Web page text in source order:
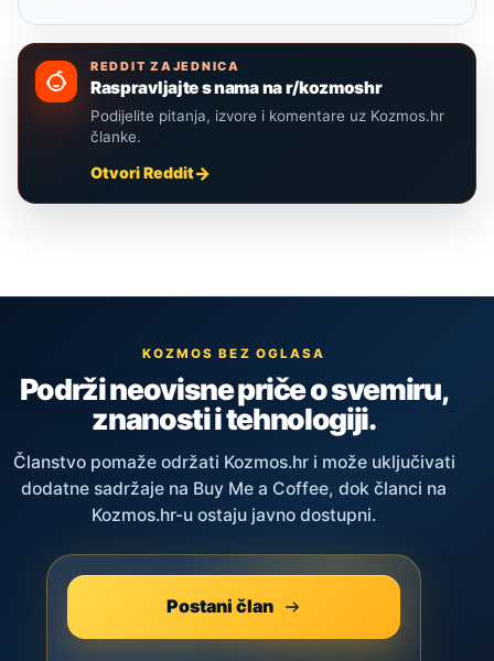
REDDIT ZAJEDNICA
Raspravljajte s nama na r/kozmoshr
Podijelite pitanja, izvore i komentare uz Kozmos.hr
članke.
Otvori Reddit
KOZMOS BEZ OGLASA
Podrži neovisne priče o svemiru,
znanosti i tehnologiji.
Članstvo pomaže održati Kozmos.hr i može uključivati
dodatne sadržaje na Buy Me a Coffee, dok članci na
Kozmos.hr-u ostaju javno dostupni.
Postani član